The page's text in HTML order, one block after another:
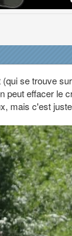
se trouve
peut effacer le
mais c'est